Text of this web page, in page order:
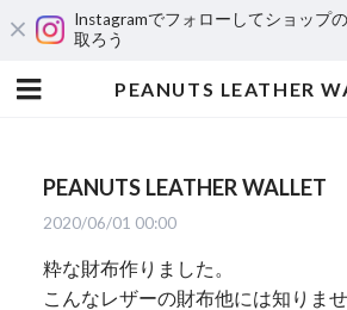
Instagramでフォローしてショップ
取ろう
PEANUTS LEATHER WALLET
2020/06/01 00:00
粋な財布作りました。
こんなレザーの財布他には知りま